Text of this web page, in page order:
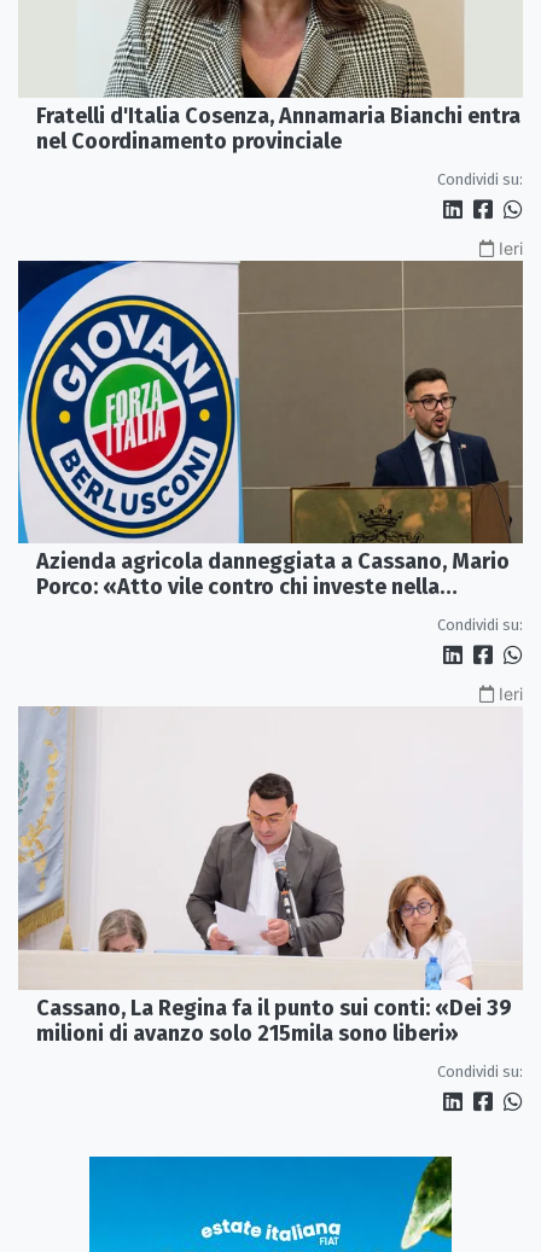
Fratelli d'Italia Cosenza, Annamaria Bianchi entra
nel Coordinamento provinciale
Condividi su:
Ieri
Azienda agricola danneggiata a Cassano, Mario
Porco: «Atto vile contro chi investe nella
Condividi su:
Ieri
Cassano, La Regina fa il punto sui conti: «Dei 39
milioni di avanzo solo 215mila sono liberi»
Condividi su: